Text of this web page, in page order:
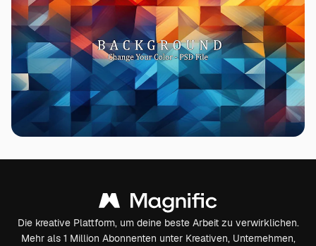
Die kreative Plattform, um deine beste Arbeit zu verwirklichen.
Mehr als 1 Million Abonnenten unter Kreativen, Unternehmen,